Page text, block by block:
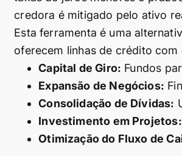
credora é mitigado pelo ativo
Esta ferramenta é uma
oferecem linhas de crédito com
Capital de Giro: Fundos
Expansão de Negócios:
Consolidação de Dívidas:
Investimento em Projetos:
Otimização do Fluxo de